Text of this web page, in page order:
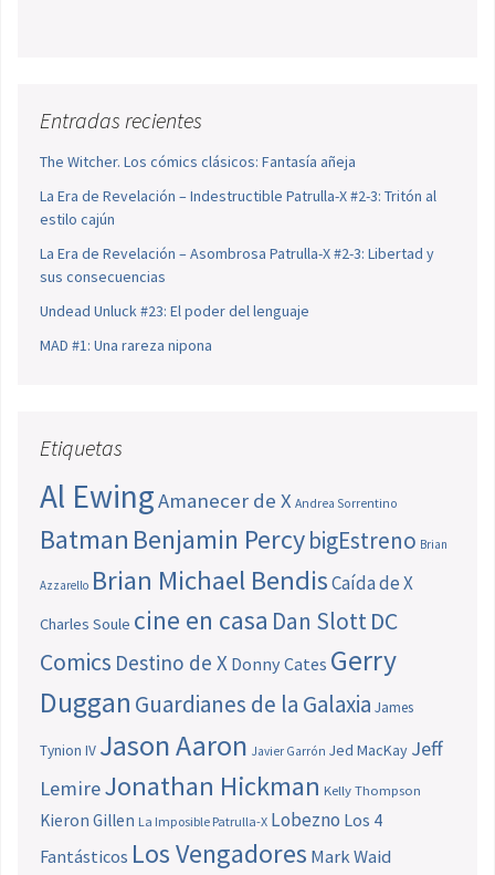
Entradas recientes
The Witcher. Los cómics clásicos: Fantasía añeja
La Era de Revelación – Indestructible Patrulla-X #2-3: Tritón al
estilo cajún
La Era de Revelación – Asombrosa Patrulla-X #2-3: Libertad y
sus consecuencias
Undead Unluck #23: El poder del lenguaje
MAD #1: Una rareza nipona
Etiquetas
Al EwingAmanecer de X Andrea Sorrentino
Batman Benjamin PercybigEstreno Brian
Azzarello Brian Michael BendisCaída de X
Charles Soule cine en casa Dan SlottDC
Comics Destino de X Donny Cates Gerry
Duggan Guardianes de la Galaxia James
Tynion IV Jason Aaron Javier Garrón Jed MacKay Jeff
LemireJonathan Hickman Kelly Thompson
Kieron Gillen La Imposible Patrulla-X Lobezno Los 4
Fantásticos Los Vengadores Mark Waid